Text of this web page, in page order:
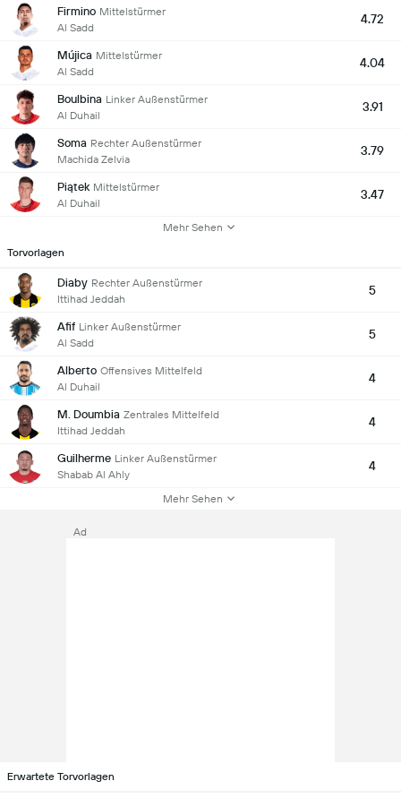
Firmino Mittelstürmer
Al Sadd
4.72
Mújica Mittelstürmer
Al Sadd
4.04
Boulbina Linker Außenstürmer
Al Duhail
3.91
Soma Rechter Außenstürmer
Machida Zelvia
3.79
Piątek Mittelstürmer
Al Duhail
3.47
Mehr Sehen
Torvorlagen
Diaby Rechter Außenstürmer
Ittihad Jeddah
5
Afif Linker Außenstürmer
Al Sadd
5
Alberto Offensives Mittelfeld
Al Duhail
4
M. Doumbia Zentrales Mittelfeld
Ittihad Jeddah
4
Guilherme Linker Außenstürmer
Shabab Al Ahly
4
Mehr Sehen
Ad
Erwartete Torvorlagen